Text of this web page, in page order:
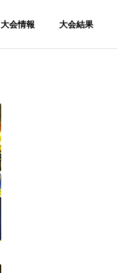
大会情報 大会結果